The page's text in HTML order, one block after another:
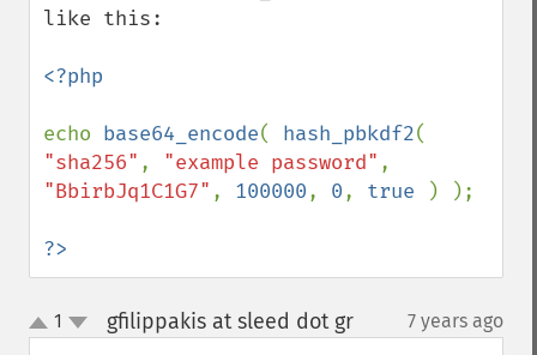
like this:
<?php
echo base64_encode( hash_pbkdf2
"sha256" , "example password"
"BbirbJq1C1G7" , 100000, 0, true ) );
?>
up
down
1 gfilippakis at sleed dot gr¶ 7 years ago